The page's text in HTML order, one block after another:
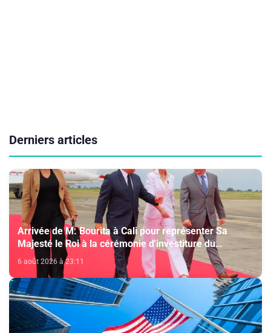
Derniers articles
Arrivée de M. Bourita à Cali pour représenter Sa
Majesté le Roi à la cérémonie d'investiture du
nouveau président colombien
6 août 2026 à 23:11